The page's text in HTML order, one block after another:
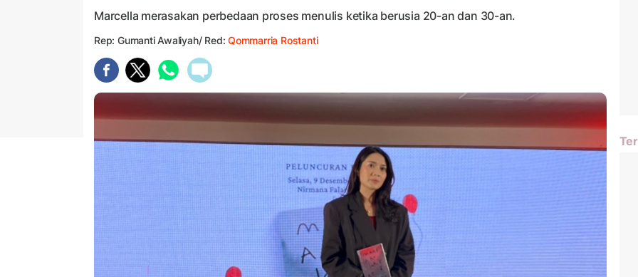
Marcella merasakan perbedaan proses menulis ketika berusia 20-an dan 30-an.
Rep: Gumanti Awaliyah/ Red:Qommarria Rostanti